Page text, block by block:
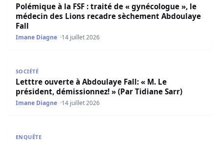
Polémique à la FSF : traité de « gynécologue », le
médecin des Lions recadre sèchement Abdoulaye
Fall
Imane Diagne 14 juillet 2026
SOCIÉTÉ
Letttre ouverte à Abdoulaye Fall: « M. Le
président, démissionnez! » (Par Tidiane Sarr)
Imane Diagne 14 juillet 2026
ENQUÊTE